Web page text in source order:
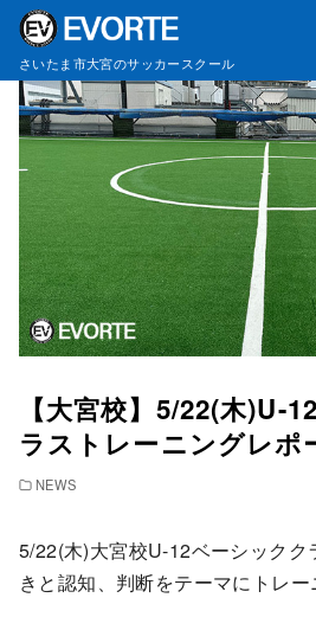
ンさいたま市大宮のサッカースクール
【大宮校】5/22(木)U-
ラストレーニングレポ
NEWS
5/22(木)大宮校U-12ベーシックク
きと認知、判断をテーマにトレー